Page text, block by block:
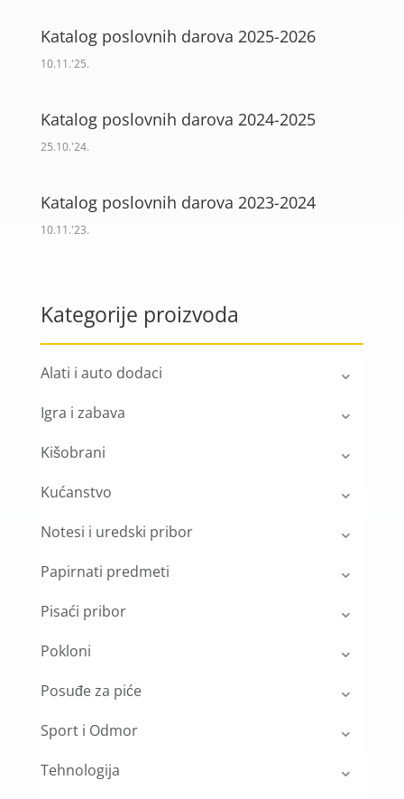
Katalog poslovnih darova 2025-2026
10.11.'25.
Katalog poslovnih darova 2024-2025
25.10.'24.
Katalog poslovnih darova 2023-2024
10.11.'23.
Kategorije proizvoda
Alati i auto dodaci
Igra i zabava
Kišobrani
Kućanstvo
Notesi i uredski pribor
Papirnati predmeti
Pisaći pribor
Pokloni
Posuđe za piće
Sport i Odmor
Tehnologija